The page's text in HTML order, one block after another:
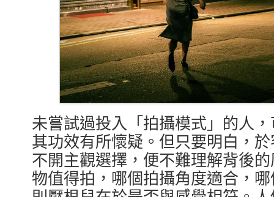
未嘗試過投入「拍攝模式」的人
其功效有所懷疑。但只要明白，
不開主觀選擇，便不難理解背後
物值得拍，哪個拍攝角度適合，